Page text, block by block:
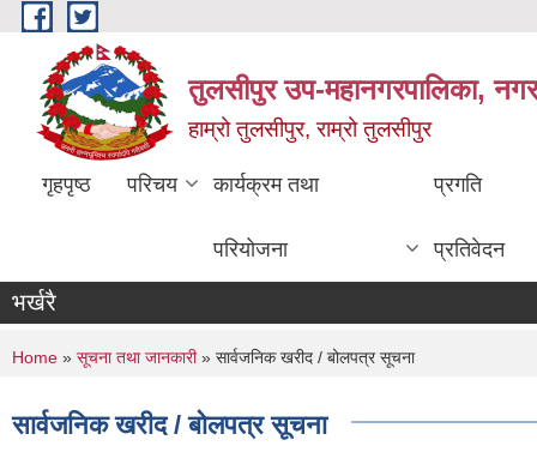
Skip to main content
तुलसीपुर उप-महानगरपालिका, नगर
हाम्रो तुलसीपुर, राम्रो तुलसीपुर
गृहपृष्ठ परिचय कार्यक्रम तथा
परियोजना
प्रगति
प्रतिवेदन
भर्खरै
You are here
Home » सूचना तथा जानकारी» सार्वजनिक खरीद / बोलपत्र सूचना
सार्वजनिक खरीद / बोलपत्र सूचना